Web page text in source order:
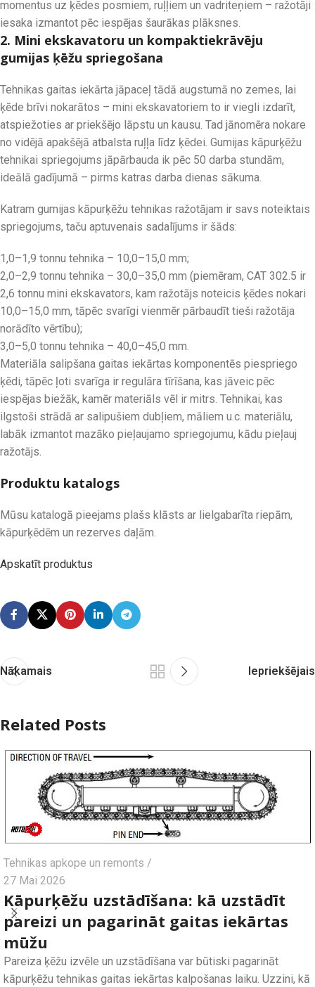
momentus uz ķēdes posmiem, ruļļiem un vadriteņiem – ražotāji
iesaka izmantot pēc iespējas šaurākas plāksnes.
2. Mini ekskavatoru un kompaktiekrāvēju
gumijas ķēžu spriegošana
Tehnikas gaitas iekārta jāpaceļ tādā augstumā no zemes, lai
ķēde brīvi nokarātos – mini ekskavatoriem to ir viegli izdarīt,
atspiežoties ar priekšējo lāpstu un kausu. Tad jānomēra nokare
no vidējā apakšējā atbalsta ruļļa līdz ķēdei. Gumijas kāpurķēžu
tehnikai spriegojums jāpārbauda ik pēc 50 darba stundām,
ideālā gadījumā – pirms katras darba dienas sākuma.
Katram gumijas kāpurķēžu tehnikas ražotājam ir savs noteiktais
spriegojums, taču aptuvenais sadalījums ir šāds:
1,0–1,9 tonnu tehnika – 10,0–15,0 mm;
2,0–2,9 tonnu tehnika – 30,0–35,0 mm (piemēram, CAT 302.5 ir
2,6 tonnu mini ekskavators, kam ražotājs noteicis ķēdes nokari
10,0–15,0 mm, tāpēc svarīgi vienmēr pārbaudīt tieši ražotāja
norādīto vērtību);
3,0–5,0 tonnu tehnika – 40,0–45,0 mm.
Materiāla salipšana gaitas iekārtas komponentēs piespriego
ķēdi, tāpēc ļoti svarīga ir regulāra tīrīšana, kas jāveic pēc
iespējas biežāk, kamēr materiāls vēl ir mitrs. Tehnikai, kas
ilgstoši strādā ar salipušiem dubļiem, māliem u.c. materiālu,
labāk izmantot mazāko pieļaujamo spriegojumu, kādu pieļauj
ražotājs.
Produktu katalogs
Mūsu katalogā pieejams plašs klāsts ar lielgabarīta riepām,
kāpurķēdēm un rezerves daļām.
Apskatīt produktus
Nākamais Iepriekšējais
Related Posts
Tehnikas apkope un remonts
27 Mai 2026
Kāpurķēžu uzstādīšana: kā uzstādīt
pareizi un pagarināt gaitas iekārtas
mūžu
Pareiza ķēžu izvēle un uzstādīšana var būtiski pagarināt
kāpurķēžu tehnikas gaitas iekārtas kalpošanas laiku. Uzzini, kā